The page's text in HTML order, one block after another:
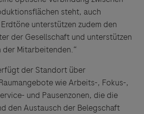
steht, auch
unterstützen zudem den
der Gesellschaft und unterstützen
Mitarbeitenden.“
der Standort über
wie Arbeits-, Fokus-,
und Pausenzonen, die die
den Austausch der Belegschaft